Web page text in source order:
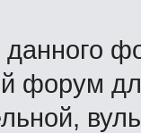
данного
форум